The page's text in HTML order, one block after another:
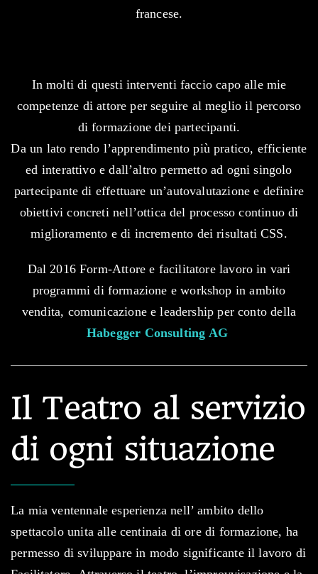
francese.
In molti di questi interventi faccio capo alle mie
competenze di attore per seguire al meglio il percorso
di formazione dei partecipanti.
Da un lato rendo l’apprendimento più pratico, efficiente
ed interattivo e dall’altro permetto ad ogni singolo
partecipante di effettuare un’autovalutazione e definire
obiettivi concreti nell’ottica del processo continuo di
miglioramento e di incremento dei risultati CSS.
Dal 2016 Form-Attore e facilitatore lavoro in vari
programmi di formazione e workshop in ambito
vendita, comunicazione e leadership per conto della
Habegger Consulting AG.
Il Teatro al servizio
di ogni situazione
La mia ventennale esperienza nell’ ambito dello
spettacolo unita alle centinaia di ore di formazione, ha
permesso di sviluppare in modo significante il lavoro di